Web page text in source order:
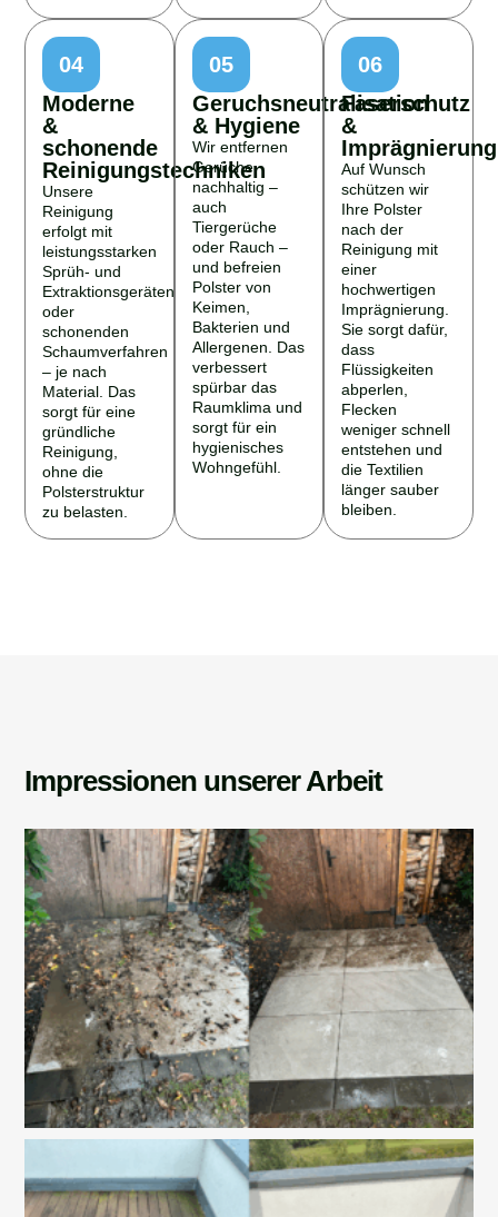
04
Moderne
&
schonende
Reinigungstechniken
Unsere
Reinigung
erfolgt mit
leistungsstarken
Sprüh- und
Extraktionsgeräten
oder
schonenden
Schaumverfahren
– je nach
Material. Das
sorgt für eine
gründliche
Reinigung,
ohne die
Polsterstruktur
zu belasten.
05
Geruchsneutralisation
& Hygiene
Wir entfernen
Gerüche
nachhaltig –
auch
Tiergerüche
oder Rauch –
und befreien
Polster von
Keimen,
Bakterien und
Allergenen. Das
verbessert
spürbar das
Raumklima und
sorgt für ein
hygienisches
Wohngefühl.
06
Faserschutz
&
Imprägnierung
Auf Wunsch
schützen wir
Ihre Polster
nach der
Reinigung mit
einer
hochwertigen
Imprägnierung.
Sie sorgt dafür,
dass
Flüssigkeiten
abperlen,
Flecken
weniger schnell
entstehen und
die Textilien
länger sauber
bleiben.
Impressionen unserer Arbeit